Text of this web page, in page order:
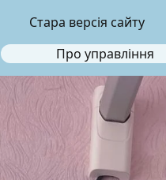
Стара версія сайту
Про управління